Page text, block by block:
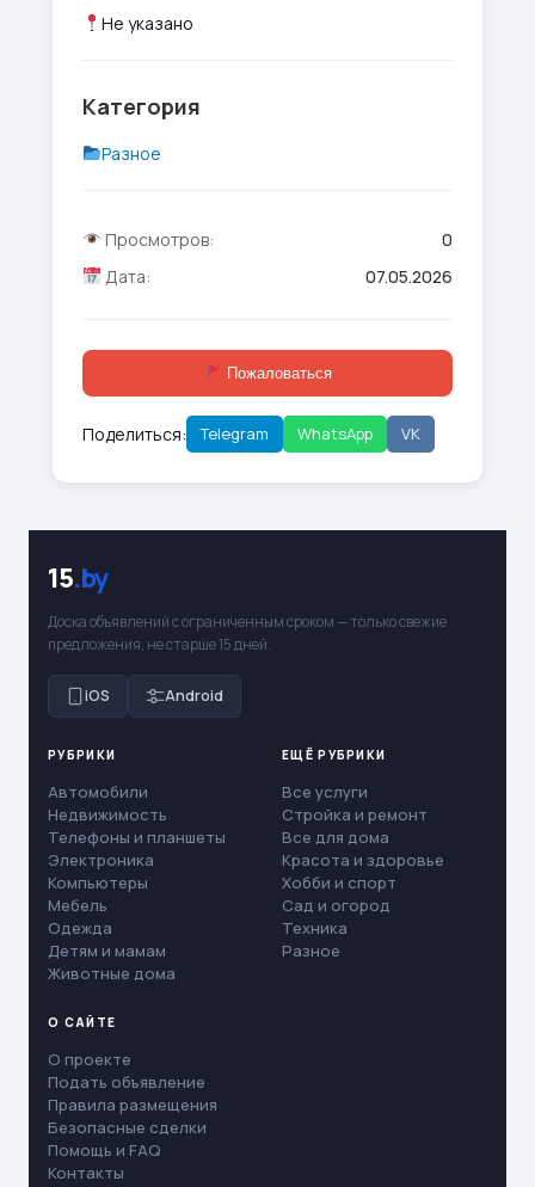
Не указано
Категория
Разное
Просмотров:
0
Дата:
07.05.2026
Пожаловаться
Поделиться: Telegram WhatsApp VK
15.by
Доска объявлений с ограниченным сроком — только свежие
предложения, не старше 15 дней.
iOS Android
РУБРИКИ
Автомобили
Недвижимость
Телефоны и планшеты
Электроника
Компьютеры
Мебель
Одежда
Детям и мамам
Животные дома
ЕЩЁ РУБРИКИ
Все услуги
Стройка и ремонт
Все для дома
Красота и здоровье
Хобби и спорт
Сад и огород
Техника
Разное
О САЙТЕ
О проекте
Подать объявление
Правила размещения
Безопасные сделки
Помощь и FAQ
Контакты